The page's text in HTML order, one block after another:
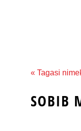
« Tagasi
SOBIB